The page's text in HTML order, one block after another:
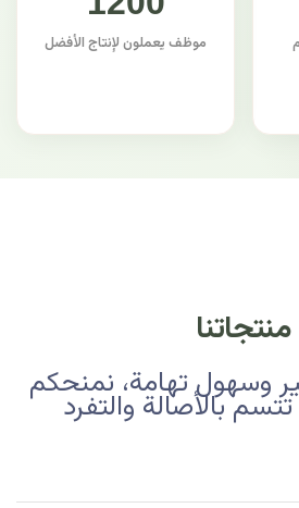
موظف يعملون لإنتاج الأفضل
منتجاتنا
وسهول تهامة، نمنحكم
بالأصالة والتفرد